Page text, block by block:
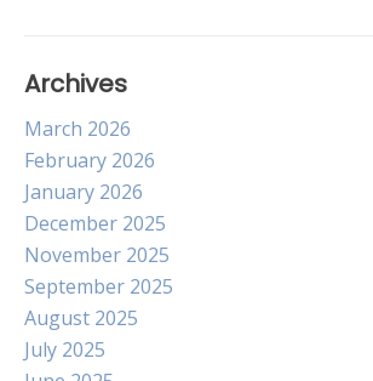
Archives
March 2026
February 2026
January 2026
December 2025
November 2025
September 2025
August 2025
July 2025